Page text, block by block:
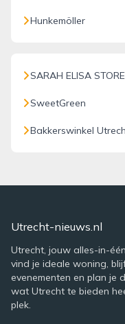
Hunkemöller
SARAH ELISA STORE
SweetGreen
Bakkerswinkel
Utrecht-nieuws.nl
Utrecht, jouw alles-in-
vind je ideale woning,
evenementen en plan je
wat Utrecht te bieden
plek.